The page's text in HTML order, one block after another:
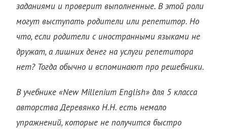
заданиями и проверит выполненные. В этой роли
могут выступать родители или репетитор. Но
что, если родители с иностранными языками не
дружат, а лишних денег на услуги репетитора
нет? Тогда обычно и вспоминают про решебники.
В учебнике «New Millenium English» для 5 класса
авторства Деревянко Н.Н. есть немало
упражнений, которые не получится быстро